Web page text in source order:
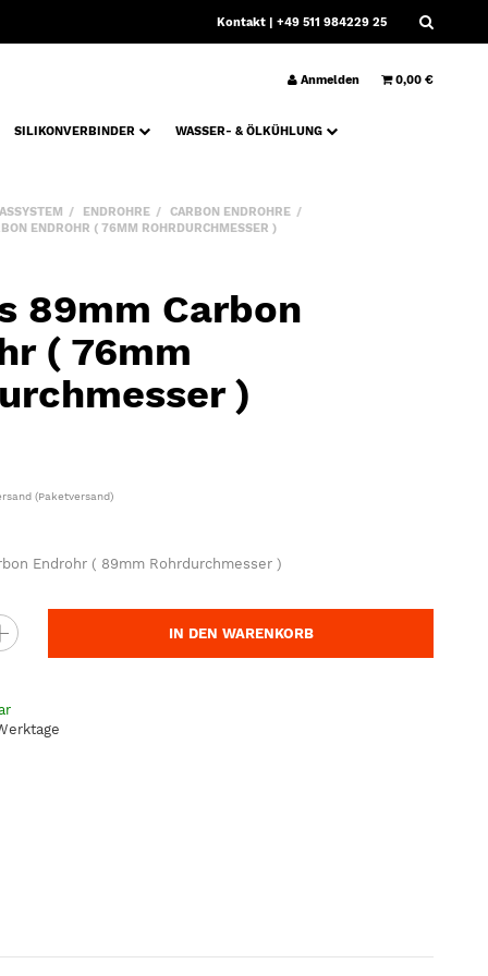
Kontakt | +49 511 984229 25
Anmelden 0,00 €
SILIKONVERBINDER
WASSER- & ÖLKÜHLUNG
ENDROHRE
CARBON ENDROHRE
ENDROHR ( 76MM ROHRDURCHMESSER )
89mm Carbon
( 76mm
)
(Paketversand)
Endrohr ( 89mm Rohrdurchmesser )
IN DEN WARENKORB